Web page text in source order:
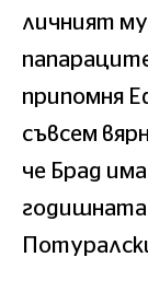
личният
припомня
съвсем
че Брад
годишната